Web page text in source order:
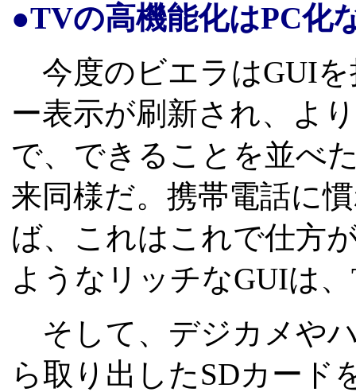
●TVの高機能化はPC化
今度のビエラはGUI
ー表示が刷新され、よ
で、できることを並べ
来同様だ。携帯電話に
ば、これはこれで仕方
ようなリッチなGUIは
そして、デジカメや
ら取り出したSDカード